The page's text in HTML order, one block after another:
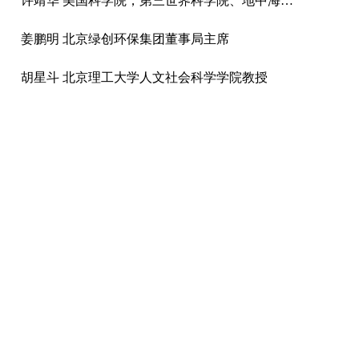
姜鹏明 北京绿创环保集团董事局主席
胡星斗 北京理工大学人文社会科学学院教授